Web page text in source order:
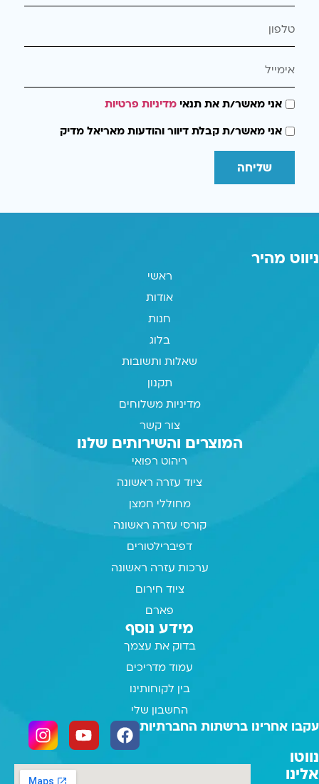
אני מאשר/ת את תנאימדיניות פרטיות
אני מאשר/ת קבלת דיוור והודעות מאריאל מדיק
שליחה
ניווט מהיר
ראשי
אודות
חנות
בלוג
שאלות ותשובות
תקנון
מדיניות משלוחים
צור קשר
המוצרים והשירותים שלנו
ריהוט רפואי
ציוד עזרה ראשונה
מחוללי חמצן
קורסי עזרה ראשונה
דפיברילטורים
ערכות עזרה ראשונה
ציוד חירום
פארם
מידע נוסף
בדוק את עצמך
עמוד מדריכים
בין לקוחותינו
החשבון שלי
עקבו אחרינו ברשתות החברתיות
נווטו
אלינו